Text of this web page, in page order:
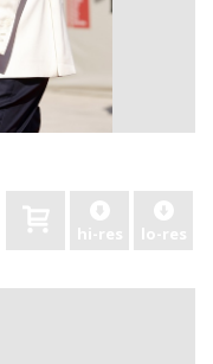
hi-res lo-res